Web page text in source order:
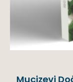
Mucizevi